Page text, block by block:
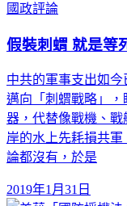
國政評論
假裝刺蝟 就是等
中共的軍事支出如
邁向「刺蝟戰略」
器，代替像戰機、
岸的水上先耗損共
論都沒有，於是
2019年1月31日